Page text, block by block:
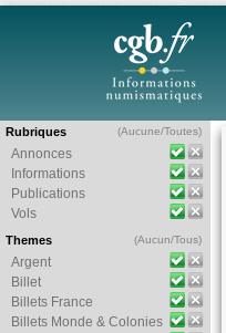
Rubriques (Aucune/Toutes)
Annonces
Informations
Publications
Vols
Themes (Aucun/Tous)
Argent
Billet
Billets France
Billets Monde & Colonies